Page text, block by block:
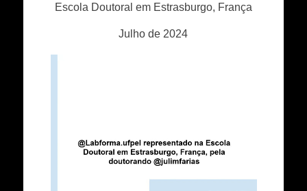
Escola Doutoral em Estrasburgo, França
Julho de 2024